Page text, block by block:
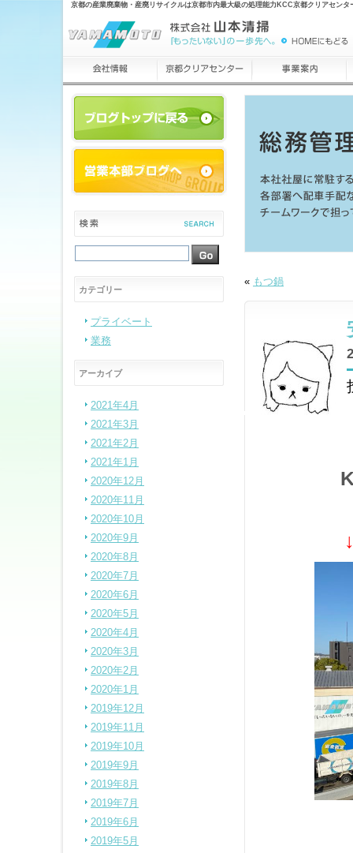
京都の産業廃棄物・産廃リサイクルは京都市内最大級の処理能力KCC京都クリアセンタ
« もつ鍋
カテゴリー
プライベート
業務
アーカイブ
2021年4月
2021年3月
2021年2月
2021年1月
2020年12月
2020年11月
2020年10月
2020年9月
2020年8月
2020年7月
2020年6月
2020年5月
2020年4月
2020年3月
2020年2月
2020年1月
2019年12月
2019年11月
2019年10月
2019年9月
2019年8月
2019年7月
2019年6月
2019年5月